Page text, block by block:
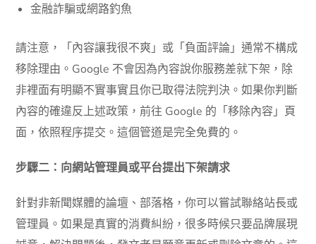
金融詐騙或網路釣魚
請注意，「內容讓我很不爽」或「負面評論」通常不構成
移除理由。Google 不會因為內容說你服務差就下架，除
非裡面有明顯不實事實且你已取得法院判決。如果你判斷
內容的確違反上述政策，前往 Google 的「移除內容」頁
面，依照程序提交。這個管道是完全免費的。
步驟二：向網站管理員或平台提出下架請求
針對非新聞媒體的論壇、部落格，你可以嘗試聯絡站長或
管理員。如果是真實的消費糾紛，很多時候只要品牌展現